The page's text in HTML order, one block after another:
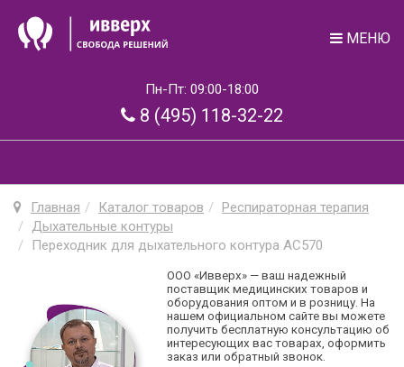
МЕНЮ
Пн-Пт: 09:00-18:00
8 (495) 118-32-22
Главная Каталог товаров
Респираторная терапия
Дыхательные контуры
Переходник для дыхательного контура AC570
ООО «Ивверх» — ваш надежный
поставщик медицинских товаров и
оборудования оптом и в розницу. На
нашем официальном сайте вы можете
получить бесплатную консультацию об
интересующих вас товарах, оформить
заказ или обратный звонок.